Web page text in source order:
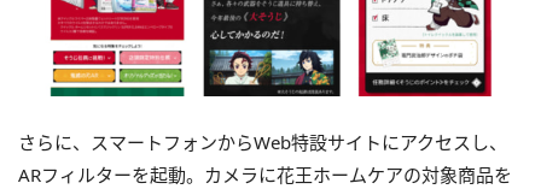
さらに、スマートフォンからWeb特設サイトにアクセスし、
ARフィルターを起動。カメラに花王ホームケアの対象商品を